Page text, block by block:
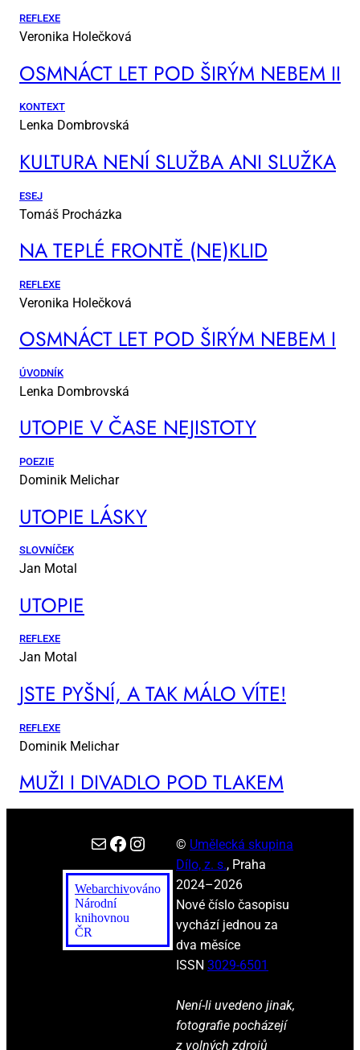
REFLEXE
Veronika Holečková
OSM­NÁCT LET POD ŠI­RÝM NE­BEM II
KONTEXT
Lenka Dombrovská
KUL­TU­RA NE­NÍ SLUŽ­BA ANI SLUŽ­KA
ESEJ
Tomáš Procházka
NA TEP­LÉ FRON­TĚ (NE)KLID
REFLEXE
Veronika Holečková
OSM­NÁCT LET POD ŠI­RÝM NE­BEM I
ÚVODNÍK
Lenka Dombrovská
UTO­PIE V ČA­SE NE­JIS­TO­TY
POEZIE
Dominik Melichar
UTO­PIE LÁS­KY
SLOVNÍČEK
Jan Motal
UTO­PIE
REFLEXE
Jan Motal
JSTE PYŠ­NÍ, A TAK MÁ­LO VÍ­TE!
REFLEXE
Dominik Melichar
MUŽI I DI­VA­DLO POD TLA­KEM
E-mail Facebook Instagram
Webarchivováno
Národní
knihovnou
ČR
© Umělecká skupina
Dílo, z. s., Praha
2024–2026
Nové číslo časopisu
vychází jednou za
dva měsíce
ISSN 3029-6501
Není-li uvedeno jinak,
fotografie pocházejí
z volných zdrojů